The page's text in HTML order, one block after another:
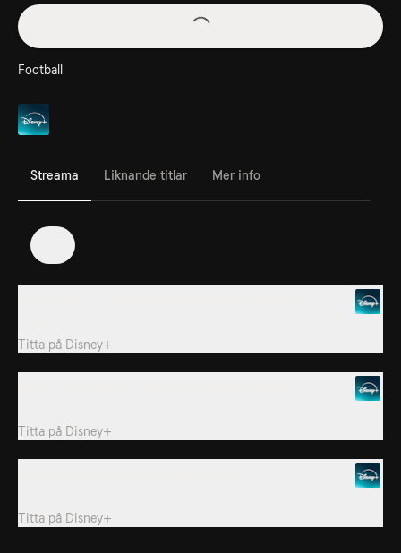
Football
Streama Liknande titlar Mer info
Titta på Disney+
Titta på Disney+
Titta på Disney+